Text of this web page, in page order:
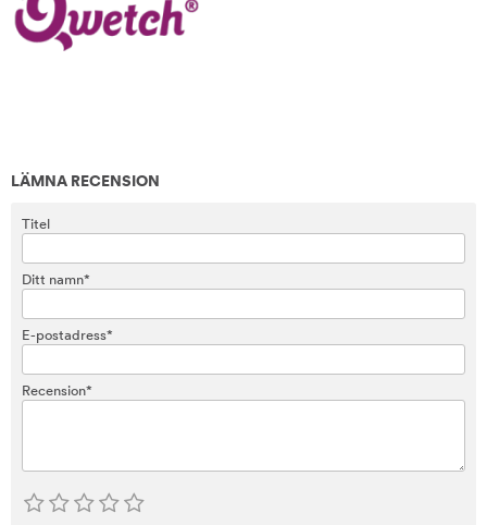
LÄMNA RECENSION
Titel
Ditt namn*
E-postadress*
Recension*